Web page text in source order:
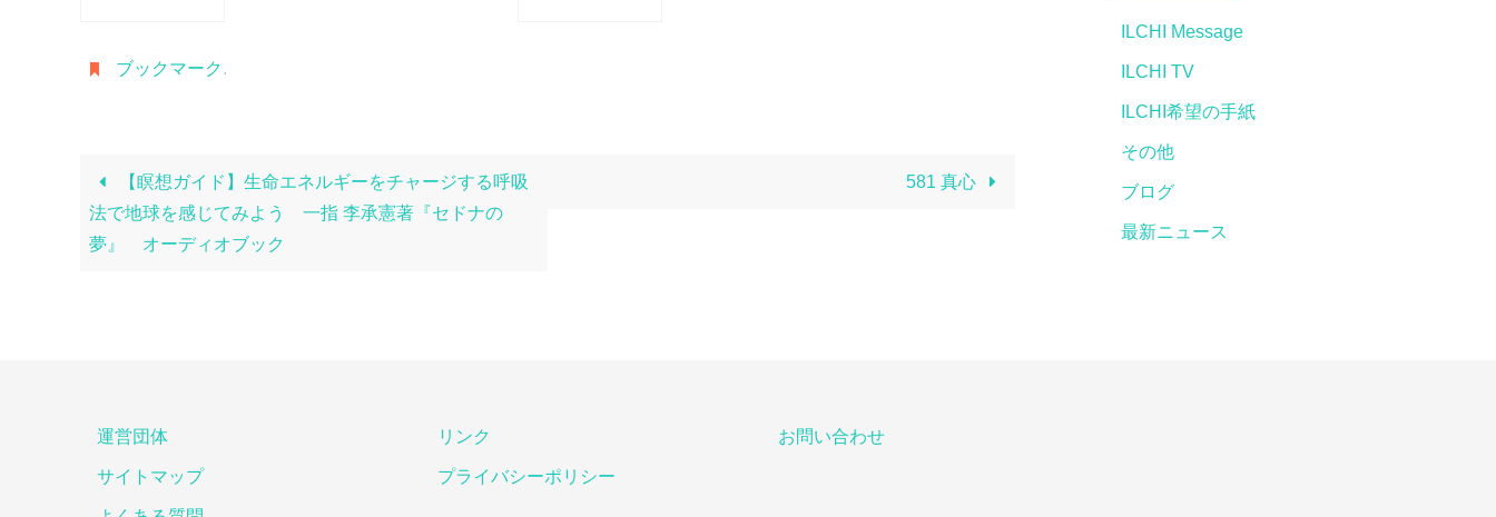
ブックマーク .
【瞑想ガイド】生命エネルギーをチャージする呼吸
法で地球を感じてみよう 一指 李承憲著『セドナの
夢』 オーディオブック
581 真心
ILCHI Message
ILCHI TV
ILCHI希望の手紙
その他
ブログ
最新ニュース
運営団体
サイトマップ
リンク
プライバシーポリシー
お問い合わせ